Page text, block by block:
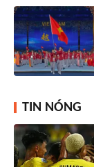
TIN NÓNG